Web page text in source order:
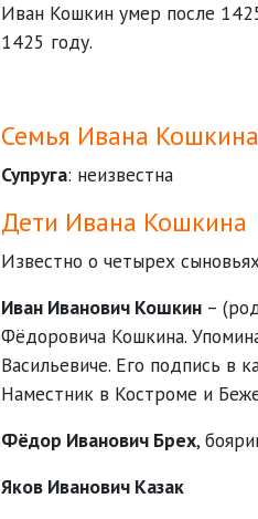
Иван Кошкин умер после
1425 году.
Семья Ивана Кошкина
Супруга: неизвестна
Дети Ивана Кошкина
Известно о четырех
Иван Иванович Кошкин –
Фёдоровича Кошкина.
Васильевиче. Его подпись в
Наместник в Костроме и
Фёдор Иванович Брех,
Яков Иванович Казак